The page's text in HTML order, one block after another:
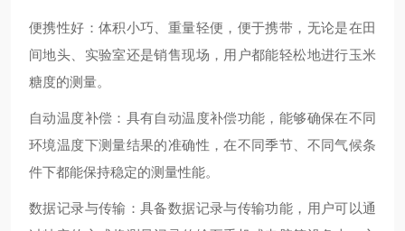
便携性好：体积小巧、重量轻便，便于携带，无论是在田
间地头、实验室还是销售现场，用户都能轻松地进行玉米
糖度的测量。
自动温度补偿：具有自动温度补偿功能，能够确保在不同
环境温度下测量结果的准确性，在不同季节、不同气候条
件下都能保持稳定的测量性能。
数据记录与传输：具备数据记录与传输功能，用户可以通